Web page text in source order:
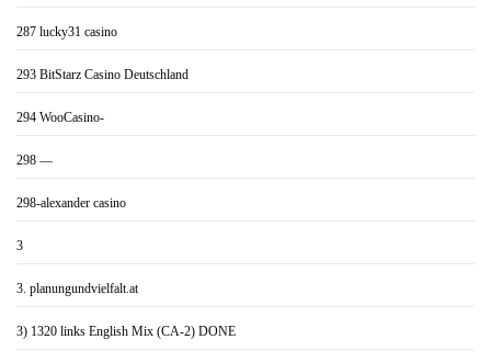
287 lucky31 casino
293 BitStarz Casino Deutschland
294 WooCasino-
298 —
298-alexander casino
3
3. planungundvielfalt.at
3) 1320 links English Mix (CA-2) DONE